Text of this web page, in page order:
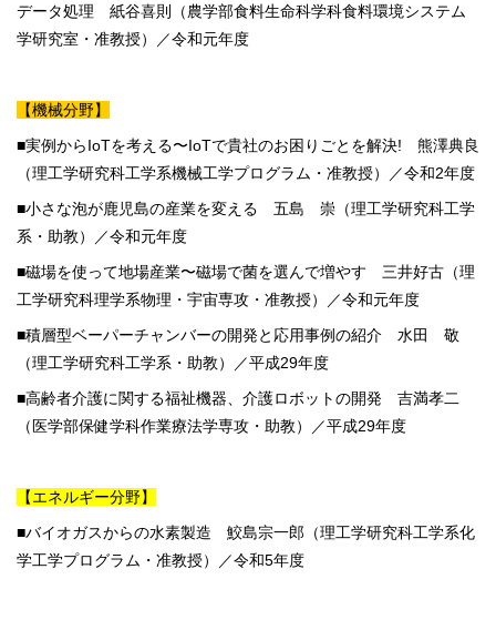
データ処理 紙谷喜則（農学部食料生命科学科食料環境システム
学研究室・准教授）／令和元年度
【機械分野】
■実例からIoTを考える〜IoTで貴社のお困りごとを解決! 熊澤典良
（理工学研究科工学系機械工学プログラム・准教授）／令和2年度
■小さな泡が鹿児島の産業を変える 五島 崇（理工学研究科工学
系・助教）／令和元年度
■磁場を使って地場産業〜磁場で菌を選んで増やす 三井好古（理
工学研究科理学系物理・宇宙専攻・准教授）／令和元年度
■積層型ベーパーチャンバーの開発と応用事例の紹介 水田 敬
（理工学研究科工学系・助教）／平成29年度
■高齢者介護に関する福祉機器、介護ロボットの開発 吉満孝二
（医学部保健学科作業療法学専攻・助教）／平成29年度
【エネルギー分野】
■バイオガスからの水素製造 鮫島宗一郎（理工学研究科工学系化
学工学プログラム・准教授）／令和5年度